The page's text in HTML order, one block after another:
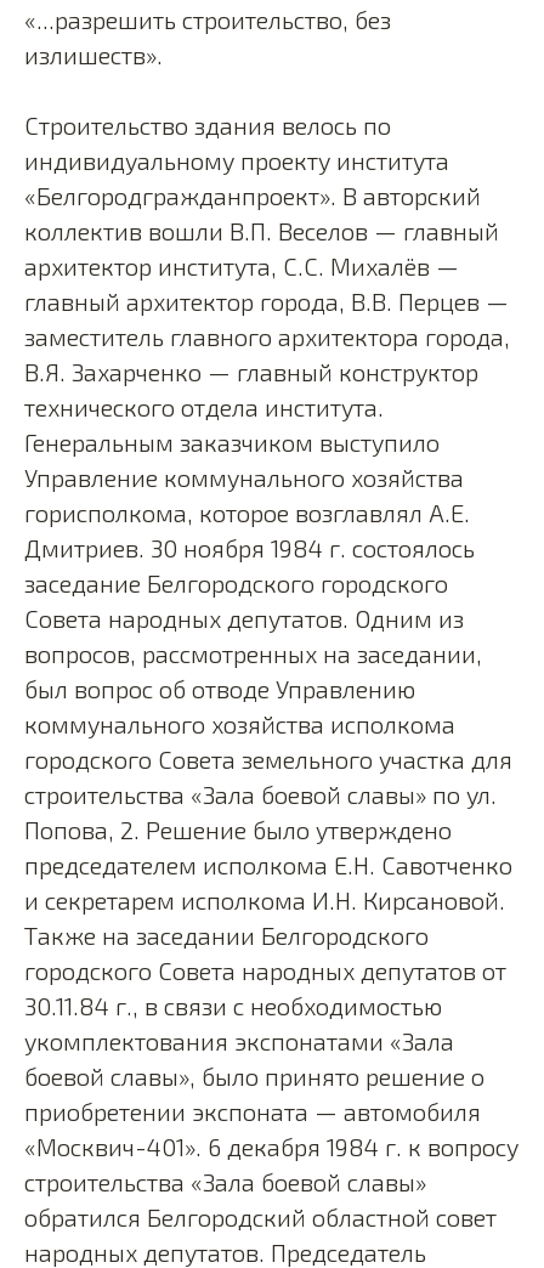
«...разрешить строительство, без
излишеств».
Строительство здания велось по
индивидуальному проекту института
«Белгородгражданпроект». В авторский
коллектив вошли В.П. Веселов — главный
архитектор института, С.С. Михалёв —
главный архитектор города, В.В. Перцев —
заместитель главного архитектора города,
В.Я. Захарченко — главный конструктор
технического отдела института.
Генеральным заказчиком выступило
Управление коммунального хозяйства
горисполкома, которое возглавлял А.Е.
Дмитриев. 30 ноября 1984 г. состоялось
заседание Белгородского городского
Совета народных депутатов. Одним из
вопросов, рассмотренных на заседании,
был вопрос об отводе Управлению
коммунального хозяйства исполкома
городского Совета земельного участка для
строительства «Зала боевой славы» по ул.
Попова, 2. Решение было утверждено
председателем исполкома Е.Н. Савотченко
и секретарем исполкома И.Н. Кирсановой.
Также на заседании Белгородского
городского Совета народных депутатов от
30.11.84 г., в связи с необходимостью
укомплектования экспонатами «Зала
боевой славы», было принято решение о
приобретении экспоната — автомобиля
«Москвич-401». 6 декабря 1984 г. к вопросу
строительства «Зала боевой славы»
обратился Белгородский областной совет
народных депутатов. Председатель